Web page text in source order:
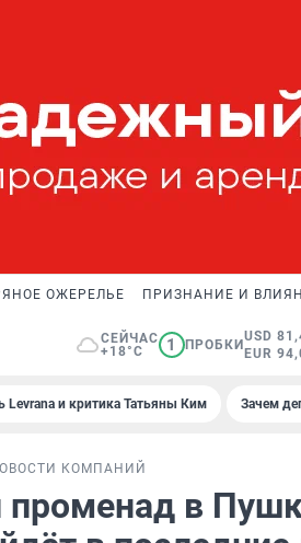
ОЖЕРЕЛЬЕ ПРИЗНАНИЕ И
СЕЙЧАС
+18°C
1 ПРОБКИ
USD
EUR
Levrana и критика Татьяны Ким Зачем
КОМПАНИЙ
в